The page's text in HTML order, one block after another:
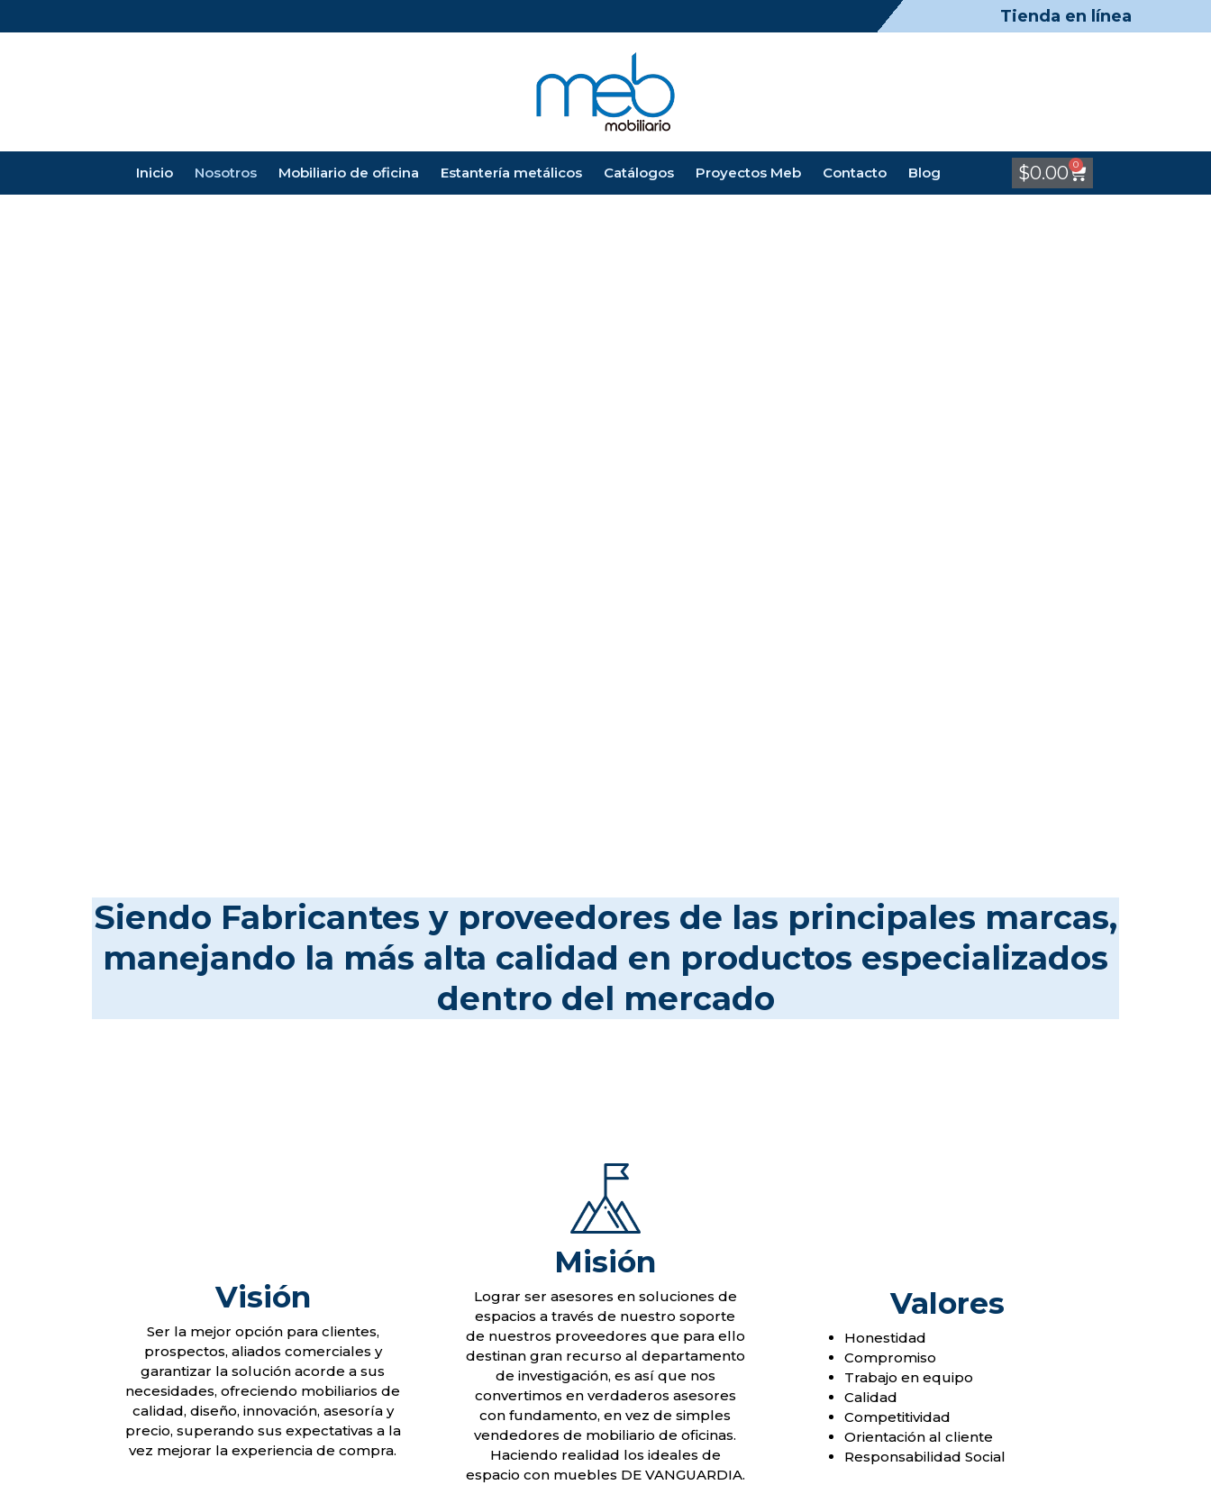
Tienda en línea
Inicio Nosotros Mobiliario de oficina Estantería metálicos Catálogos Proyectos Meb Contacto Blog $0.00 0
Siendo Fabricantes y proveedores de las principales marcas,
manejando la más alta calidad en productos especializados
dentro del mercado
Visión
Ser la mejor opción para clientes,
prospectos, aliados comerciales y
garantizar la solución acorde a sus
necesidades, ofreciendo mobiliarios de
calidad, diseño, innovación, asesoría y
precio, superando sus expectativas a la
vez mejorar la experiencia de compra.
Misión
Lograr ser asesores en soluciones de
espacios a través de nuestro soporte
de nuestros proveedores que para ello
destinan gran recurso al departamento
de investigación, es así que nos
convertimos en verdaderos asesores
con fundamento, en vez de simples
vendedores de mobiliario de oficinas.
Haciendo realidad los ideales de
espacio con muebles DE VANGUARDIA.
Valores
Honestidad
Compromiso
Trabajo en equipo
Calidad
Competitividad
Orientación al cliente
Responsabilidad Social